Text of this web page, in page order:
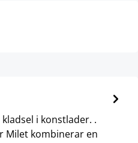
i konstlader. .
Milet kombinerar en